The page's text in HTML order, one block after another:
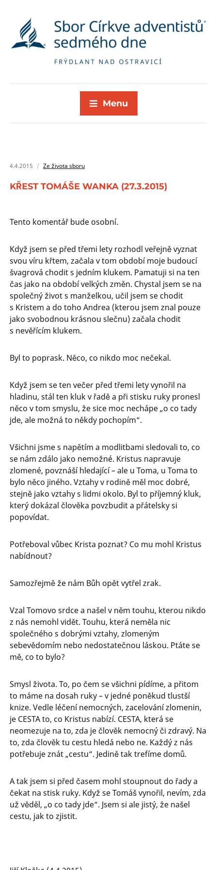
Menu
4.4.2015 Ze života sboru
KŘEST TOMÁŠE WANKA (27.3.2015)
Tento komentář bude osobní.
Když jsem se před třemi lety rozhodl veřejně vyznat
svou víru křtem, začala v tom období moje budoucí
švagrová chodit s jedním klukem. Pamatuji si na ten
čas jako na období velkých změn. Chystal jsem se na
společný život s manželkou, učil jsem se chodit
s Kristem a do toho Andrea (kterou jsem znal pouze
jako svobodnou krásnou slečnu) začala chodit
s nevěřícím klukem.
Byl to poprask. Něco, co nikdo moc nečekal.
Když jsem se ten večer před třemi lety vynořil na
hladinu, stál ten kluk v řadě a při stisku ruky pronesl
něco v tom smyslu, že sice moc nechápe „o co tady
jde, ale možná to někdy pochopím“.
Všichni jsme s napětím a modlitbami sledovali to, co
se nám zdálo jako nemožné. Kristus napravuje
zlomené, povznáší hledající – ale u Toma, u Toma to
bylo něco jiného. Vztahy v rodině měl moc dobré,
stejně jako vztahy s lidmi okolo. Byl to příjemný kluk,
který dokázal člověka povzbudit a přátelsky si
popovídat.
Potřeboval vůbec Krista poznat? Co mu mohl Kristus
nabídnout?
Samozřejmě že nám Bůh opět vytřel zrak.
Vzal Tomovo srdce a našel v něm touhu, kterou nikdo
z nás nemohl vidět. Touhu, která neměla nic
společného s dobrými vztahy, zlomeným
sebevědomím nebo nedostatečnou láskou. Ptáte se
mě, co to bylo?
Smysl života. To, po čem se všichni pídíme, a přitom
to máme na dosah ruky – v jedné poněkud tlustší
knize. Vedle léčení nemocných, zacelování zlomenin,
je CESTA to, co Kristus nabízí. CESTA, která se
neomezuje na to, zda je člověk nemocný či zdravý. Na
to, zda člověk tu cestu hledá nebo ne. Každý z nás
potřebuje znát „cestu“. Jedině tak trefíme domů.
A tak jsem si před časem mohl stoupnout do řady a
čekat na stisk ruky. Když se Tomáš vynořil, nevím, zda
už věděl, „o co tady jde“. Jsem si ale jistý, že našel
cestu, jak to zjistit.